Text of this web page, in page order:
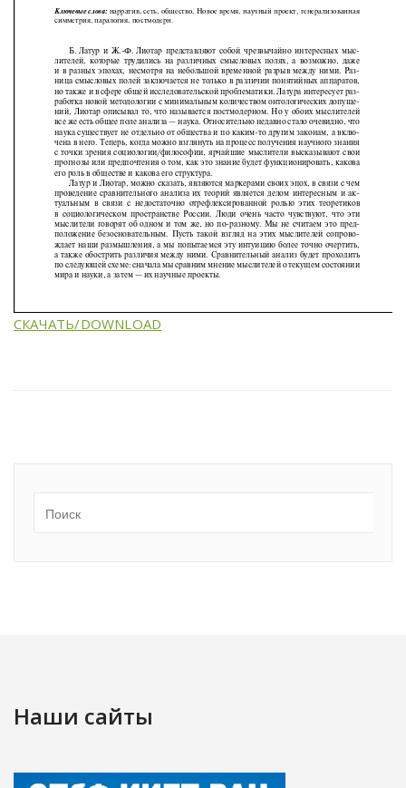
СКАЧАТЬ/DOWNLOAD
Наши сайты